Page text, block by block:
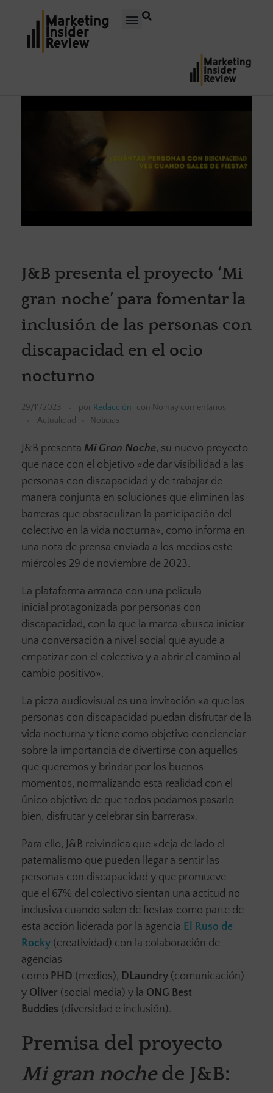
J&B presenta el proyecto ‘Mi
gran noche’ para fomentar la
inclusión de las personas con
discapacidad en el ocio
nocturno
29/11/2023 por Redacción con No hay comentarios
Actualidad
Noticias
J&B presenta Mi Gran Noche, su nuevo proyecto
que nace con el objetivo «de dar visibilidad a las
personas con discapacidad y de trabajar de
manera conjunta en soluciones que eliminen las
barreras que obstaculizan la participación del
colectivo en la vida nocturna», como informa en
una nota de prensa enviada a los medios este
miércoles 29 de noviembre de 2023.
La plataforma arranca con una película
inicial protagonizada por personas con
discapacidad, con la que la marca «busca iniciar
una conversación a nivel social que ayude a
empatizar con el colectivo y a abrir el camino al
cambio positivo».
La pieza audiovisual es una invitación «a que las
personas con discapacidad puedan disfrutar de la
vida nocturna y tiene como objetivo concienciar
sobre la importancia de divertirse con aquellos
que queremos y brindar por los buenos
momentos, normalizando esta realidad con el
único objetivo de que todos podamos pasarlo
bien, disfrutar y celebrar sin barreras».
Para ello, J&B reivindica que «deja de lado el
paternalismo que pueden llegar a sentir las
personas con discapacidad y que promueve
que el 67% del colectivo sientan una actitud no
inclusiva cuando salen de fiesta» como parte de
esta acción liderada por la agencia El Ruso de
Rocky (creatividad) con la colaboración de
agencias
como PHD (medios), DLaundry (comunicación)
y Oliver (social media) y la ONG Best
Buddies (diversidad e inclusión).
Premisa del proyecto
Mi gran nochede J&B: